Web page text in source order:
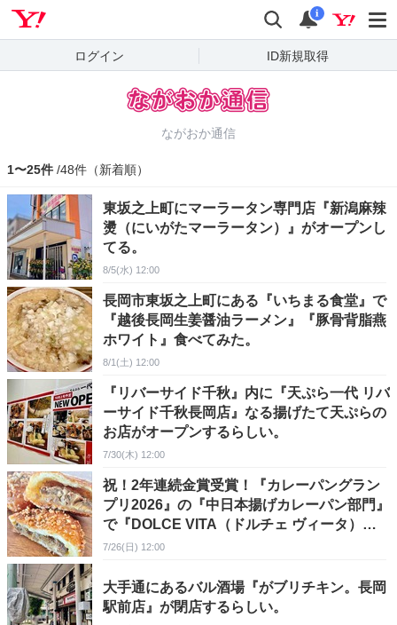
検索 通知
i
ログイン ID新規取得
ながおか通信
1〜25件 /48件（新着順）
東坂之上町にマーラータン専門店『新潟麻辣
燙（にいがたマーラータン）』がオープンし
てる。
8/5(水) 12:00
長岡市東坂之上町にある『いちまる食堂』で
『越後長岡生姜醤油ラーメン』『豚骨背脂燕
ホワイト』食べてみた。
8/1(土) 12:00
『リバーサイド千秋』内に『天ぷら一代 リバ
ーサイド千秋長岡店』なる揚げたて天ぷらの
お店がオープンするらしい。
7/30(木) 12:00
祝！2年連続金賞受賞！『カレーパングラン
プリ2026』の『中日本揚げカレーパン部門』
で『DOLCE VITA（ドルチェ ヴィータ）』
の『ショウガチキンカレーパン』が金賞を受
7/26(日) 12:00
大手通にあるバル酒場『がブリチキン。長岡
駅前店』が閉店するらしい。